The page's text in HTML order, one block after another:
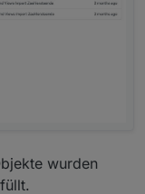
wurden